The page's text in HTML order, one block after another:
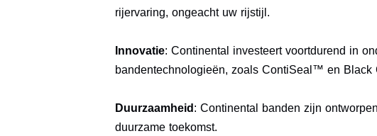
rijervaring, ongeacht uw rijstijl.
Innovatie: Continental investeert voortdurend in
bandentechnologieën, zoals ContiSeal™ en
Duurzaamheid : Continental banden zijn
duurzame toekomst.